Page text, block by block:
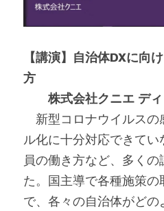
【講演】自治体DXに向
方
株式会社クニエ ディ
新型コロナウイルスの
ル化に十分対応できて
員の働き方など、多く
た。国主導で各種施策の
で、各々の自治体がどの